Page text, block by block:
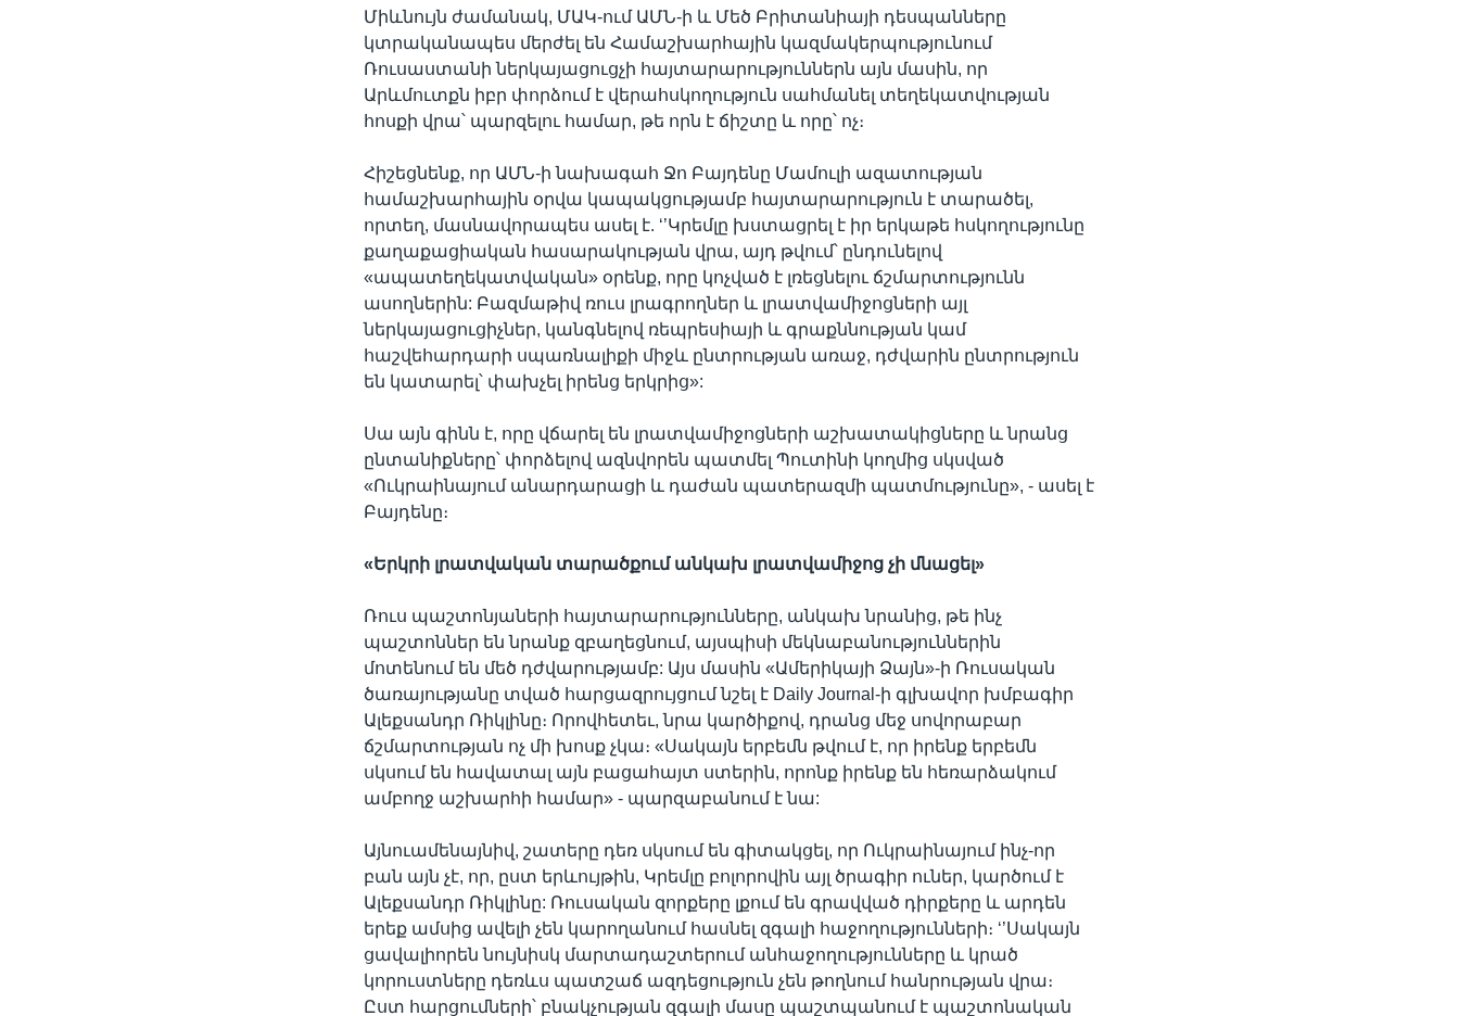
Միևնույն ժամանակ, ՄԱԿ-ում ԱՄՆ-ի և Մեծ Բրիտանիայի դեսպանները
կտրականապես մերժել են Համաշխարհային կազմակերպությունում
Ռուսաստանի ներկայացուցչի հայտարարություններն այն մասին, որ
Արևմուտքն իբր փորձում է վերահսկողություն սահմանել տեղեկատվության
հոսքի վրա՝ պարզելու համար, թե որն է ճիշտը և որը՝ ոչ։
Հիշեցնենք, որ ԱՄՆ-ի նախագահ Ջո Բայդենը Մամուլի ազատության
համաշխարհային օրվա կապակցությամբ հայտարարություն է տարածել,
որտեղ, մասնավորապես ասել է. ‘’Կրեմլը խստացրել է իր երկաթե հսկողությունը
քաղաքացիական հասարակության վրա, այդ թվում՝ ընդունելով
«ապատեղեկատվական» օրենք, որը կոչված է լռեցնելու ճշմարտությունն
ասողներին: Բազմաթիվ ռուս լրագրողներ և լրատվամիջոցների այլ
ներկայացուցիչներ, կանգնելով ռեպրեսիայի և գրաքննության կամ
հաշվեհարդարի սպառնալիքի միջև ընտրության առաջ, դժվարին ընտրություն
են կատարել՝ փախչել իրենց երկրից»:
Սա այն գինն է, որը վճարել են լրատվամիջոցների աշխատակիցները և նրանց
ընտանիքները՝ փորձելով ազնվորեն պատմել Պուտինի կողմից սկսված
«Ուկրաինայում անարդարացի և դաժան պատերազմի պատմությունը», - ասել է
Բայդենը։
«Երկրի լրատվական տարածքում անկախ լրատվամիջոցչի մնացել»
Ռուս պաշտոնյաների հայտարարությունները, անկախ նրանից, թե ինչ
պաշտոններ են նրանք զբաղեցնում, այսպիսի մեկնաբանություններին
մոտենում են մեծ դժվարությամբ: Այս մասին «Ամերիկայի Ձայն»-ի Ռուսական
ծառայությանը տված հարցազրույցում նշել է Daily Journal-ի գլխավոր խմբագիր
Ալեքսանդր Ռիկլինը։ Որովհետեւ, նրա կարծիքով, դրանց մեջ սովորաբար
ճշմարտության ոչ մի խոսք չկա։ «Սակայն երբեմն թվում է, որ իրենք երբեմն
սկսում են հավատալ այն բացահայտ ստերին, որոնք իրենք են հեռարձակում
ամբողջ աշխարհի համար» - պարզաբանում է նա:
Այնուամենայնիվ, շատերը դեռ սկսում են գիտակցել, որ Ուկրաինայում ինչ-որ
բան այն չէ, որ, ըստ երևույթին, Կրեմլը բոլորովին այլ ծրագիր ուներ, կարծում է
Ալեքսանդր Ռիկլինը: Ռուսական զորքերը լքում են գրավված դիրքերը և արդեն
երեք ամսից ավելի չեն կարողանում հասնել զգալի հաջողությունների։ ‘’Սակայն
ցավալիորեն նույնիսկ մարտադաշտերում անհաջողությունները և կրած
կորուստները դեռևս պատշաճ ազդեցություն չեն թողնում հանրության վրա։
Ըստ հարցումների՝ բնակչության զգալի մասը պաշտպանում է պաշտոնական